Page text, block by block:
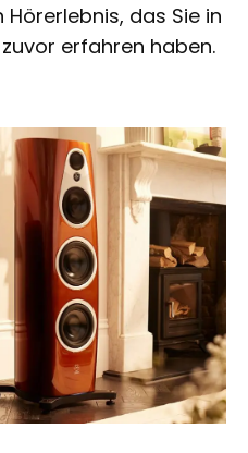
das Sie in
erfahren haben.